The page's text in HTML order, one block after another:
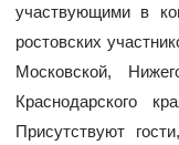
участвующими в
ростовских
Московской,
Краснодарского
Присутствуют